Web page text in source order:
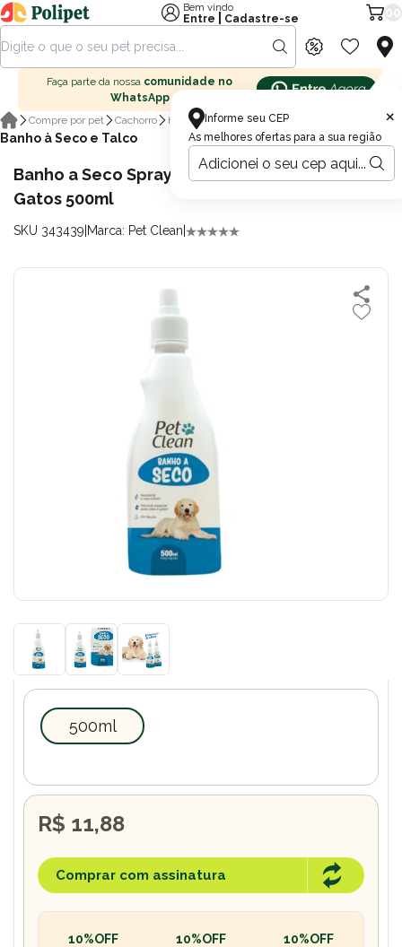
Informe seu CEP
As melhores ofertas para a sua região
×
Bem vindo
Entre
Cadastre-se
Faça parte da nossa comunidade no
WhatsApp
Compre por pet
Cachorro Higiene para cachorro
Banho à Seco e Talco
Banho a Seco Spray Pet Clean para Cães e
Gatos 500ml
SKU 343439 Marca: Pet Clean
500ml
R$ 11,88
Comprar com assinatura
10%OFF 10%OFF 10%OFF